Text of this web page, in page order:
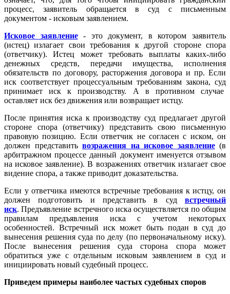
процесс, заявитель обращается в суд с письменным
документом - исковым заявлением.
Исковое заявление- это документ, в котором заявитель
(истец) излагает свои требования к другой стороне спора
(ответчику). Истец может требовать выплаты каких-либо
денежных средств, передачи имущества, исполнения
обязательств по договору, расторжения договора и пр. Если
иск соответствует процессуальным требованиям закона, суд
принимает иск к производству. А в противном случае
оставляет иск без движения или возвращает истцу.
После принятия иска к производству суд предлагает другой
стороне спора (ответчику) представить свою письменную
правовую позицию. Если ответчик не согласен с иском, он
должен представить возражения на исковое заявление(в
арбитражном процессе данный документ именуется отзывом
на исковое заявление). В возражениях ответчик излагает свое
видение спора, а также приводит доказательства.
Если у ответчика имеются встречные требования к истцу, он
должен подготовить и представить в суд встречный
иск. Предъявление встречного иска осуществляется по общим
правилам предъявления иска с учетом некоторых
особенностей. Встречный иск может быть подан в суд до
вынесения решения суда по делу (по первоначальному иску).
После вынесения решения суда сторона спора может
обратиться уже с отдельным исковым заявлением в суд и
инициировать новый судебный процесс.
Приведем примеры наиболее частых судебных споров